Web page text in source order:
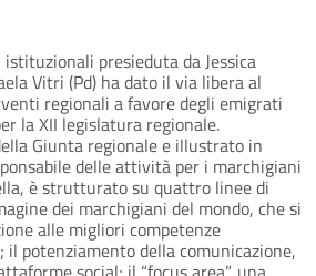
presieduta da Jessica
Vitri (Pd) ha dato il via libera al
regionali a favore degli emigrati
la XII legislatura regionale.
Giunta regionale e illustrato in
delle attività per i marchigiani
è strutturato su quattro linee di
dei marchigiani del mondo, che si
alle migliori competenze
il potenziamento della comunicazione,